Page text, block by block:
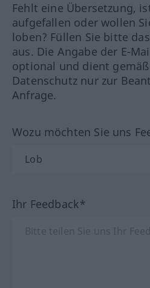
Fehlt eine Übersetzung,
aufgefallen oder wollen
loben? Füllen Sie bitte
aus. Die Angabe der E-
optional und dient
Datenschutz nur zur
Anfrage.
Wozu möchten Sie uns
Ihr Feedback*